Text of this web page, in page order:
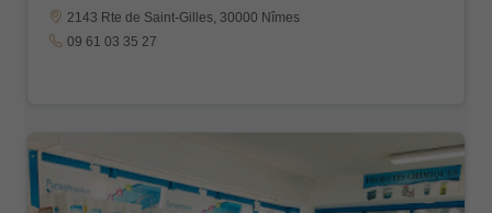
2143 Rte de Saint-Gilles, 30000 Nîmes
09 61 03 35 27